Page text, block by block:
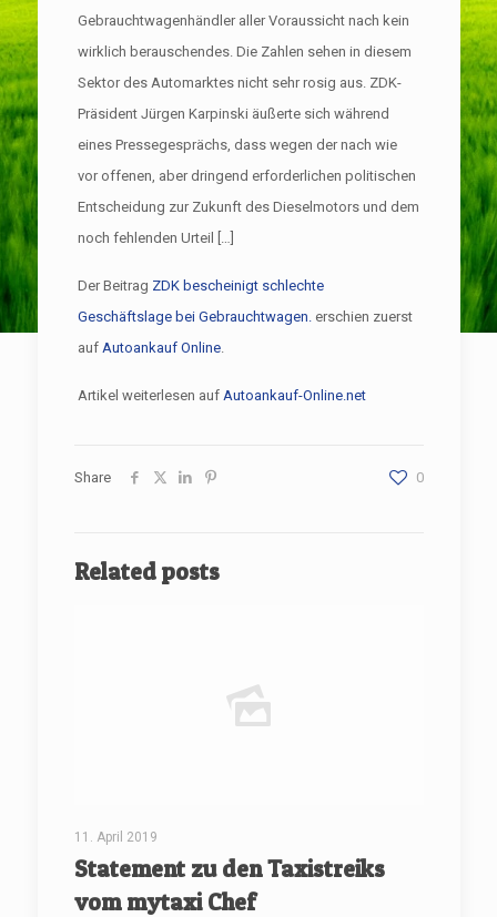
Gebrauchtwagenhändler aller Voraussicht nach kein
wirklich berauschendes. Die Zahlen sehen in diesem
Sektor des Automarktes nicht sehr rosig aus. ZDK-
Präsident Jürgen Karpinski äußerte sich während
eines Pressegesprächs, dass wegen der nach wie
vor offenen, aber dringend erforderlichen politischen
Entscheidung zur Zukunft des Dieselmotors und dem
noch fehlenden Urteil […]
Der Beitrag ZDK bescheinigt schlechte
Geschäftslage bei Gebrauchtwagen.erschien zuerst
auf Autoankauf Online.
Artikel weiterlesen auf Autoankauf-Online.net
Share 0
Related posts
11. April 2019
Statement zu den Taxistreiks
vom mytaxi Chef